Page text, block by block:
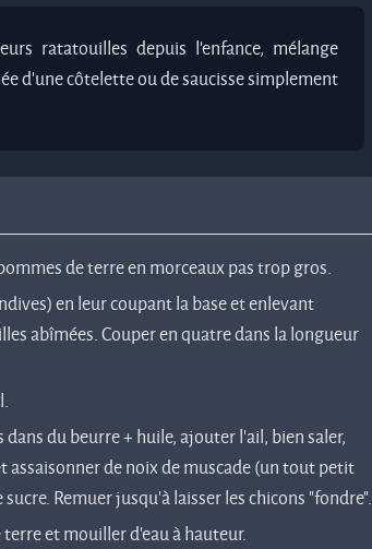
ratatouilles depuis l’enfance, mélange
d’une côtelette ou de saucisse simplement
de terre en morceaux pas trop gros.
en leur coupant la base et enlevant
abîmées. Couper en quatre dans la longueur
dans du beurre + huile, ajouter l'ail, bien saler,
de noix de muscade (un tout petit
Remuer jusqu'à laisser les chicons "fondre".
et mouiller d'eau à hauteur.